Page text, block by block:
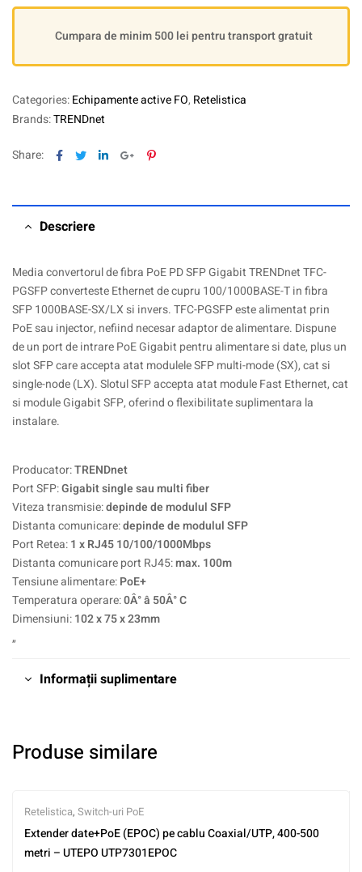
Cumpara de minim 500 lei pentru transport gratuit
Categories:Echipamente active FO, Retelistica
Brands:TRENDnet
Share: Facebook
TwitterLinkedinGoogle+Pinterest
Descriere
Media convertorul de fibra PoE PD SFP Gigabit TRENDnet TFC-
PGSFP converteste Ethernet de cupru 100/1000BASE-T in fibra
SFP 1000BASE-SX/LX si invers. TFC-PGSFP este alimentat prin
PoE sau injector, nefiind necesar adaptor de alimentare. Dispune
de un port de intrare PoE Gigabit pentru alimentare si date, plus un
slot SFP care accepta atat modulele SFP multi-mode (SX), cat si
single-node (LX). Slotul SFP accepta atat module Fast Ethernet, cat
si module Gigabit SFP, oferind o flexibilitate suplimentara la
instalare.
Producator:TRENDnet
Port SFP:Gigabit single sau multi fiber
Viteza transmisie:depinde de modulul SFP
Distanta comunicare:depinde de modulul SFP
Port Retea:1 x RJ45 10/100/1000Mbps
Distanta comunicare port RJ45:max. 100m
Tensiune alimentare:PoE+
Temperatura operare:0Â° â 50Â° C
Dimensiuni:102 x 75 x 23mm
„
Informații suplimentare
Produse similare
Retelistica, Switch-uri PoE
Extender date+PoE (EPOC) pe cablu Coaxial/UTP, 400-500
metri – UTEPO UTP7301EPOC